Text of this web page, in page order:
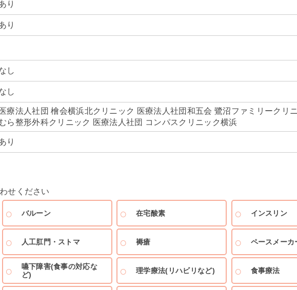
り
り
し
し
医療法人社団 檜会横浜北クリニック 医療法人社団和五会 鷺沼ファミリークリ
ら整形外科クリニック 医療法人社団 コンパスクリニック横浜
り
せください
バルーン 在宅酸素 インスリン
人工肛門・ストマ 褥瘡 ペースメーカ
嚥下障害(食事の対応な
ど)
理学療法(リハビリなど) 食事療法